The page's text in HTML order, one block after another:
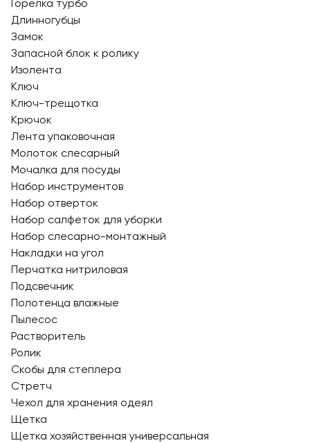
Горелка турбо
Длинногубцы
Замок
Запасной блок к ролику
Изолента
Ключ
Ключ-трещотка
Крючок
Лента упаковочная
Молоток слесарный
Мочалка для посуды
Набор инструментов
Набор отверток
Набор салфеток для уборки
Набор слесарно-монтажный
Накладки на угол
Перчатка нитриловая
Подсвечник
Полотенца влажные
Пылесос
Растворитель
Ролик
Скобы для степлера
Стретч
Чехол для хранения одеял
Щетка
Щетка хозяйственная универсальная